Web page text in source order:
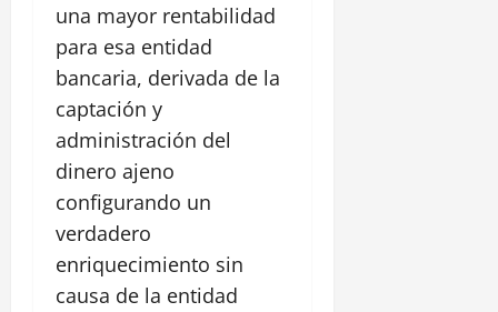
una mayor rentabilidad
para esa entidad
bancaria, derivada de la
captación y
administración del
dinero ajeno
configurando un
verdadero
enriquecimiento sin
causa de la entidad